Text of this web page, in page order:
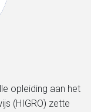
opleiding aan het
(HIGRO) zette